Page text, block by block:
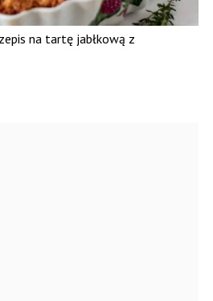
na tartę jabłkową z